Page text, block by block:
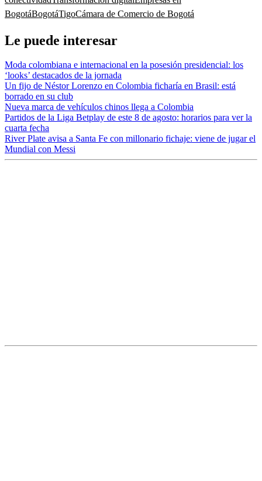
BogotáBogotáTigoCámara de Comercio de Bogotá
Le puede interesar
Moda colombiana e internacional en la posesión presidencial: los
‘looks’ destacados de la jornada
Un fijo de Néstor Lorenzo en Colombia ficharía en Brasil: está
borrado en su club
Nueva marca de vehículos chinos llega a Colombia
Partidos de la Liga Betplay de este 8 de agosto: horarios para ver la
cuarta fecha
River Plate avisa a Santa Fe con millonario fichaje: viene de jugar el
Mundial con Messi